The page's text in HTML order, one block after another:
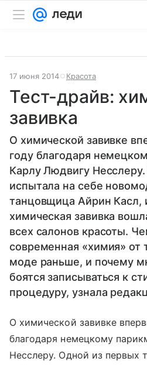
17 июня 2014 Красота
Тест-драйв:
завивка
О химической завивке
году благодаря
Карлу Людвигу
испытала на себе
танцовщица Айрин Касл,
химическая завивка
всех салонов красоты.
современная «химия» от
моде раньше, и почему
боятся записываться к
процедуру, узнала
О химической завивке
благодаря немецкому
Несслеру. Одной из первых